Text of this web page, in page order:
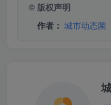
© 版权声明
作者： 城市动态菌